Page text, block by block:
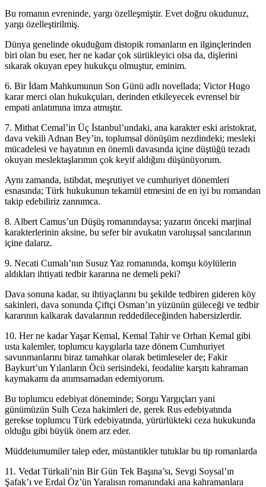
Bu romanın evreninde, yargı özelleşmiştir. Evet doğru okudunuz,
yargı özelleştirilmiş.
Dünya genelinde okuduğum distopik romanların en ilginçlerinden
biri olan bu eser, her ne kadar çok sürükleyici olsa da, dişlerini
sıkarak okuyan epey hukukçu olmuştur, eminim.
6. Bir İdam Mahkumunun Son Günü adlı novellada; Victor Hugo
karar merci olan hukukçuları, derinden etkileyecek evrensel bir
empati anlatımına imza atmıştır.
7. Mithat Cemal’in Üç İstanbul’undaki, ana karakter eski aristokrat,
dava vekili Adnan Bey’in, toplumsal dönüşüm nezdindeki; mesleki
mücadelesi ve hayatının en önemli davasında içine düştüğü tezadı
okuyan meslektaşlarımın çok keyif aldığını düşünüyorum.
Aynı zamanda, istibdat, meşrutiyet ve cumhuriyet dönemleri
esnasında; Türk hukukunun tekamül etmesini de en iyi bu romandan
takip edebiliriz zannımca.
8. Albert Camus’un Düşüş romanındaysa; yazarın önceki marjinal
karakterlerinin aksine, bu sefer bir avukatın varoluşsal sancılarının
içine dalarız.
9. Necati Cumalı’nın Susuz Yaz romanında, komşu köylülerin
aldıkları ihtiyati tedbir kararına ne demeli peki?
Dava sonuna kadar, su ihtiyaçlarını bu şekilde tedbiren gideren köy
sakinleri, dava sonunda Çiftçi Osman’ın yüzünün güleceği ve tedbir
kararının kalkarak davalarının reddedileceğinden habersizlerdir.
10. Her ne kadar Yaşar Kemal, Kemal Tahir ve Orhan Kemal gibi
usta kalemler, toplumcu kaygılarla taze dönem Cumhuriyet
savunmanlarını biraz tamahkar olarak betimleseler de; Fakir
Baykurt’un Yılanların Öcü serisindeki, feodalite karşıtı kahraman
kaymakamı da anımsamadan edemiyorum.
Bu toplumcu edebiyat döneminde; Sorgu Yargıçları yani
günümüzün Sulh Ceza hakimleri de, gerek Rus edebiyatında
gerekse toplumcu Türk edebiyatında, yürürlükteki ceza hukukunda
olduğu gibi büyük önem arz eder.
Müddeiumumiler talep eder, müstantikler tutuklar bu tip romanlarda
11. Vedat Türkali’nin Bir Gün Tek Başına’sı, Sevgi Soysal’ın
Şafak’ı ve Erdal Öz’ün Yaralısın romanındaki ana kahramanlara